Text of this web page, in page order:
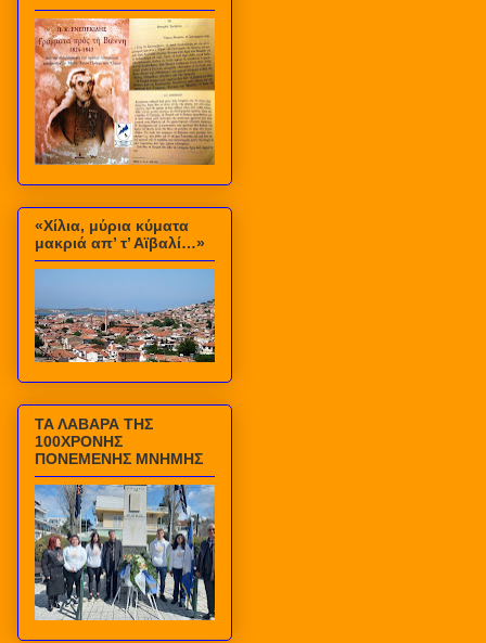
«Χίλια, μύρια κύματα
μακριά απ’ τ’ Αϊβαλί…»
ΤΑ ΛΑΒΑΡΑ ΤΗΣ
100ΧΡΟΝΗΣ
ΠΟΝΕΜΕΝΗΣ ΜΝΗΜΗΣ